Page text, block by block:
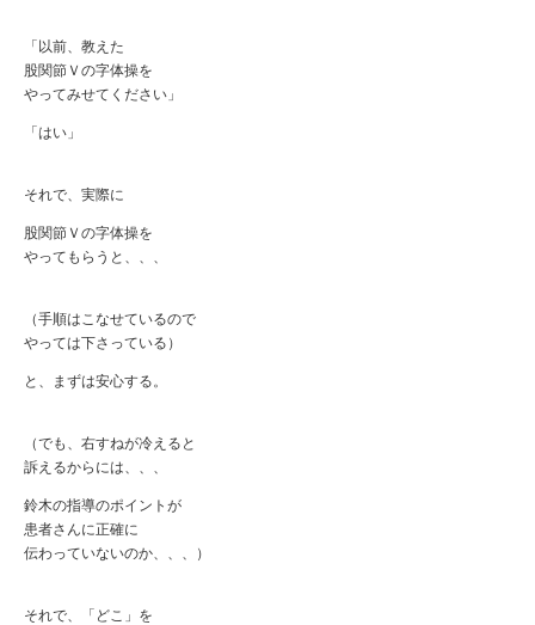
「以前、教えた
股関節Ｖの字体操を
やってみせてください」
「はい」
それで、実際に
股関節Ｖの字体操を
やってもらうと、、、
（手順はこなせているので
やっては下さっている）
と、まずは安心する。
（でも、右すねが冷えると
訴えるからには、、、
鈴木の指導のポイントが
患者さんに正確に
伝わっていないのか、、、）
それで、「どこ」を